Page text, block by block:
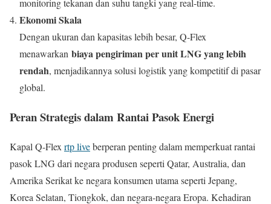
monitoring tekanan dan suhu tangki yang real-time.
Ekonomi Skala
Dengan ukuran dan kapasitas lebih besar, Q-Flex
menawarkan biaya pengiriman per unit LNG yang lebih
rendah, menjadikannya solusi logistik yang kompetitif di pasar
global.
Peran Strategis dalam Rantai Pasok Energi
Kapal Q-Flex rtp liveberperan penting dalam memperkuat rantai
pasok LNG dari negara produsen seperti Qatar, Australia, dan
Amerika Serikat ke negara konsumen utama seperti Jepang,
Korea Selatan, Tiongkok, dan negara-negara Eropa. Kehadiran